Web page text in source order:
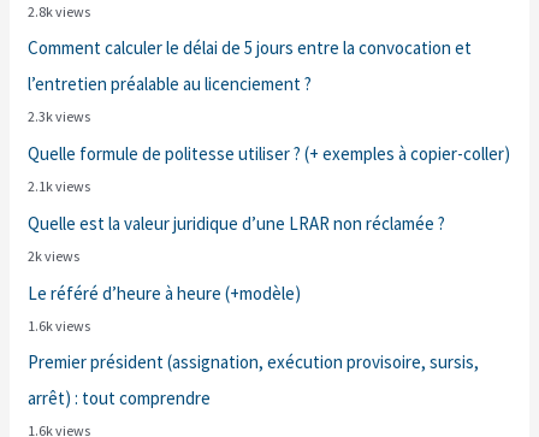
2.8k views
Comment calculer le délai de 5 jours entre la convocation et
l’entretien préalable au licenciement ?
2.3k views
Quelle formule de politesse utiliser ? (+ exemples à copier-coller)
2.1k views
Quelle est la valeur juridique d’une LRAR non réclamée ?
2k views
Le référé d’heure à heure (+modèle)
1.6k views
Premier président (assignation, exécution provisoire, sursis,
arrêt) : tout comprendre
1.6k views